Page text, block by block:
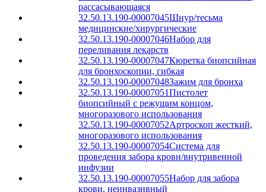
рассасывающаяся
32.50.13.190-00007045Шнур/тесьма
медицинские/хирургические
32.50.13.190-00007046Набор для
переливания лекарств
32.50.13.190-00007047Кюретка биопсийная
для бронхоскопии, гибкая
32.50.13.190-00007048Зажим для бронха
32.50.13.190-00007051Пистолет
биопсийный с режущим концом,
многоразового использования
32.50.13.190-00007052Артроскоп жесткий,
многоразового использования
32.50.13.190-00007054Система для
проведения забора крови/внутривенной
инфузии
32.50.13.190-00007055Набор для забора
крови, неинвазивный